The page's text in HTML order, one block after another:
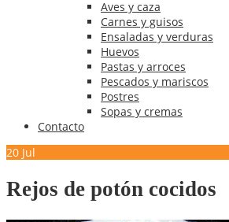
Aves y caza
Carnes y guisos
Ensaladas y verduras
Huevos
Pastas y arroces
Pescados y mariscos
Postres
Sopas y cremas
Contacto
20 Jul
Rejos de potón cocidos